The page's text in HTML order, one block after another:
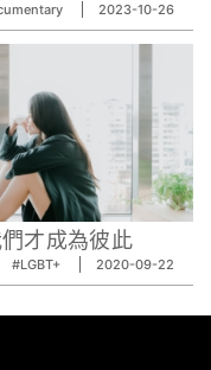
2023-10-26
才成為彼此
#LGBT+ 2020-09-22